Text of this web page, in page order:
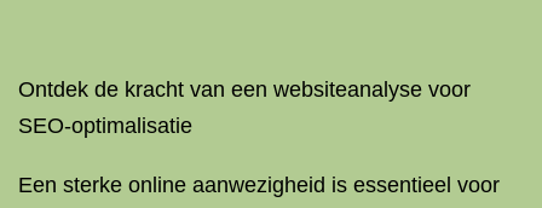
Ontdek de kracht van een websiteanalyse voor
SEO-optimalisatie
Een sterke online aanwezigheid is essentieel voor